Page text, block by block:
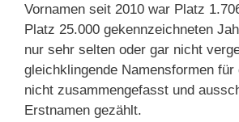
Vornamen seit 2010 war Platz
Platz 25.000 gekennzeichneten
nur sehr selten oder gar nicht
gleichklingende Namensformen
nicht zusammengefasst und
Erstnamen gezählt.